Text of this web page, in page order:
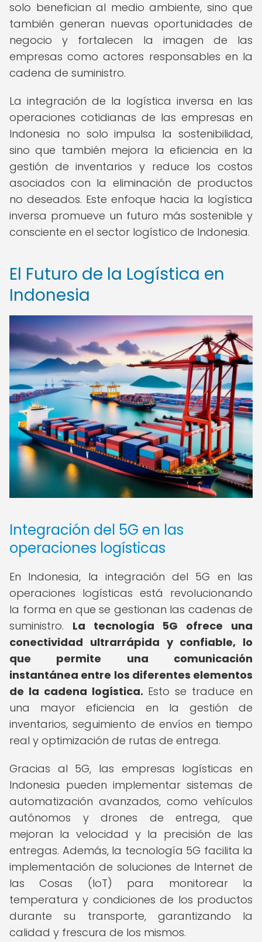
solo benefician al medio ambiente, sino que
también generan nuevas oportunidades de
negocio y fortalecen la imagen de las
empresas como actores responsables en la
cadena de suministro.
La integración de la logística inversa en las
operaciones cotidianas de las empresas en
Indonesia no solo impulsa la sostenibilidad,
sino que también mejora la eficiencia en la
gestión de inventarios y reduce los costos
asociados con la eliminación de productos
no deseados. Este enfoque hacia la logística
inversa promueve un futuro más sostenible y
consciente en el sector logístico de Indonesia.
El Futuro de la Logística en
Indonesia
Integración del 5G en las
operaciones logísticas
En Indonesia, la integración del 5G en las
operaciones logísticas está revolucionando
la forma en que se gestionan las cadenas de
suministro. La tecnología 5G ofrece una
conectividad ultrarrápida y confiable, lo
que permite una comunicación
instantánea entre los diferentes elementos
de la cadena logística. Esto se traduce en
una mayor eficiencia en la gestión de
inventarios, seguimiento de envíos en tiempo
real y optimización de rutas de entrega.
Gracias al 5G, las empresas logísticas en
Indonesia pueden implementar sistemas de
automatización avanzados, como vehículos
autónomos y drones de entrega, que
mejoran la velocidad y la precisión de las
entregas. Además, la tecnología 5G facilita la
implementación de soluciones de Internet de
las Cosas (IoT) para monitorear la
temperatura y condiciones de los productos
durante su transporte, garantizando la
calidad y frescura de los mismos.